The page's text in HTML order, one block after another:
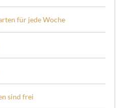
für jede Woche
sind frei